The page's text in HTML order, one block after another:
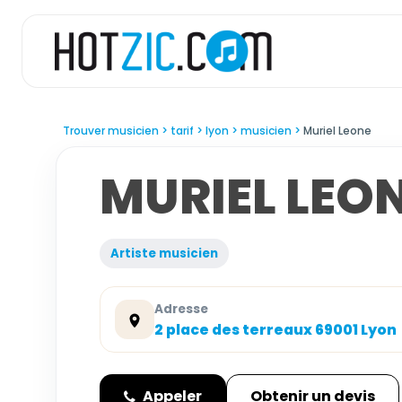
Trouver musicien tarif lyon musicien Muriel Leone
MURIEL
Artiste musicien
Adresse
2 place des terreaux 69001 Lyon
Appeler Obtenir un devis